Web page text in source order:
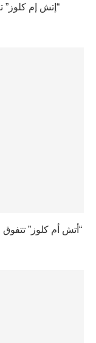
“إتش إم كلوز”
“أتش أم كلوز”